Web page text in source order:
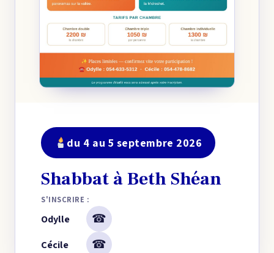
du 4 au 5 septembre 2026
Shabbat à Beth Shéan
S'INSCRIRE :
Odylle ☎
Cécile ☎